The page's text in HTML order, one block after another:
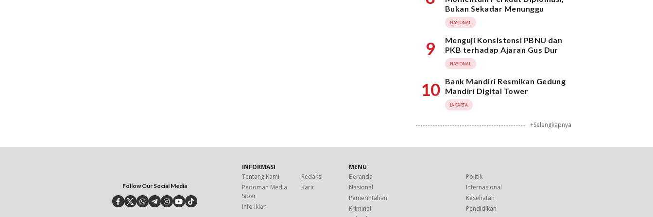
Bukan Sekadar Menunggu
NASIONAL
9
Menguji Konsistensi PBNU dan
PKB terhadap Ajaran Gus Dur
NASIONAL
10 Bank Mandiri Resmikan Gedung
Mandiri Digital Tower
JAKARTA
+Selengkapnya
Follow Our Social Media
INFORMASI
Tentang Kami
Redaksi
Pedoman Media
Siber
Karir
Info Iklan
MENU
Beranda
Politik
Nasional
Internasional
Pemerintahan
Kesehatan
Kriminal
Pendidikan